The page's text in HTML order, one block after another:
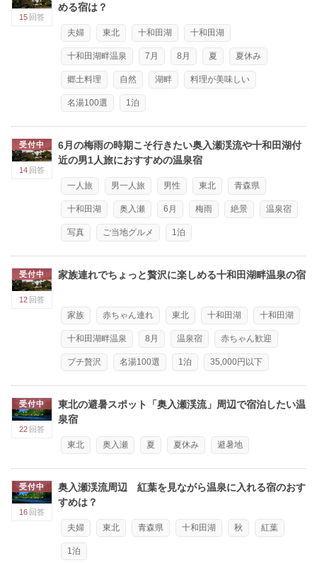
15 回答
める宿は？
夫婦 東北 十和田湖 十和田湖
十和田湖畔温泉 7月 8月 夏 夏休み
郷土料理 自然 湖畔 料理が美味しい
名湯100選 1泊
受付中
14 回答
6月の梅雨の時期こそ行きたい奥入瀬渓流や十和田湖付
近の男1人旅におすすめの温泉宿
一人旅 男一人旅 男性 東北 青森県
十和田湖 奥入瀬 6月 梅雨 絶景 温泉宿
写真 ご当地グルメ 1泊
受付中
12 回答
家族連れでちょっと贅沢に楽しめる十和田湖畔温泉の宿
家族 赤ちゃん連れ 東北 十和田湖 十和田湖
十和田湖畔温泉 8月 温泉宿 赤ちゃん歓迎
プチ贅沢 名湯100選 1泊 35,000円以下
受付中
22 回答
東北の避暑スポット「奥入瀬渓流」周辺で宿泊したい温
泉宿
東北 奥入瀬 夏 夏休み 避暑地
受付中
16 回答
奥入瀬渓流周辺 紅葉を見ながら温泉に入れる宿のおす
すめは？
夫婦 東北 青森県 十和田湖 秋 紅葉
1泊